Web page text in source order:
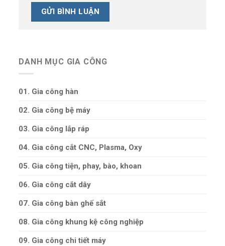
DANH MỤC GIA CÔNG
01. Gia công hàn
02. Gia công bệ máy
03. Gia công lắp ráp
04. Gia công cắt CNC, Plasma, Oxy
05. Gia công tiện, phay, bào, khoan
06. Gia công cắt dây
07. Gia công bàn ghế sắt
08. Gia công khung kệ công nghiệp
09. Gia công chi tiết máy